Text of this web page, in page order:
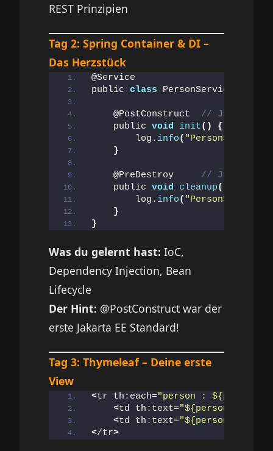
REST Prinzipien
Tag 2: Spring Container & DI –
Das Herzstück
@Service
public class PersonService
    @PostConstruct
// Jakarta
    public
void init()
{
        log.
info(
}
    @PreDestroy
// Jakarta
    public
void cleanup()
        log.
info( "PersonService
}
}
Was du gelernt hast: IoC,
Dependency Injection, Bean
Lifecycle
Der Hint: @PostConstruct war der
erste Jakarta EE Standard!
Tag 3: Thymeleaf – Deine erste
View
<tr th:each="person : ${persons}"
<td th:text=
<td th:text=
</tr>